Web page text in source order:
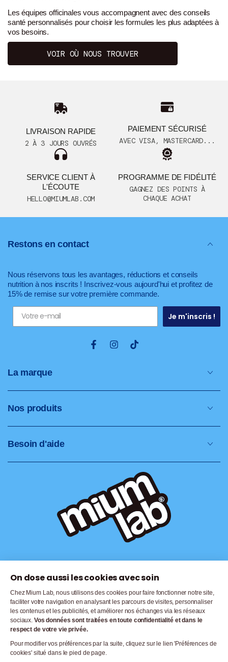
On dose aussi les cookies avec soin
Chez Mium Lab, nous utilisons des cookies pour faire fonctionner notre site,
faciliter votre navigation en analysant les parcours de visites, personnaliser
les contenus et les publicités, et améliorer nos échanges via les réseaux
sociaux. Vos données sont traitées en toute confidentialité et dans le
respect de votre vie privée.
Pour modifier vos préférences par la suite, cliquez sur le lien 'Préférences de
cookies' situé dans le pied de page.
Les équipes officinales vous accompagnent avec des conseils
santé personnalisés pour choisir les formules les plus adaptées à
vos besoins.
VOIR OÙ NOUS TROUVER
LIVRAISON RAPIDE
2 À 3 JOURS OUVRÉS
PAIEMENT SÉCURISÉ
AVEC VISA, MASTERCARD...
SERVICE CLIENT À
L'ÉCOUTE
HELLO@MIUMLAB.COM
PROGRAMME DE FIDÉLITÉ
GAGNEZ DES POINTS À
CHAQUE ACHAT
La marque
Nos produits
Besoin d'aide
Restons en contact
Nous réservons tous les avantages, réductions et conseils
nutrition à nos inscrits ! Inscrivez-vous aujourd'hui et profitez de
15% de remise sur votre première commande.
Je m'inscris !
FacebookInstagramTikTok
© 2026,Mium Lab. Tous droits réservés |Mentions Légales |
Modes de paiement